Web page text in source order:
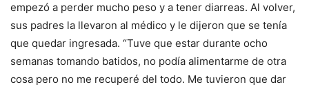
empezó a perder mucho peso y a tener diarreas. Al volver,
sus padres la llevaron al médico y le dijeron que se tenía
que quedar ingresada. “Tuve que estar durante ocho
semanas tomando batidos, no podía alimentarme de otra
cosa pero no me recuperé del todo. Me tuvieron que dar